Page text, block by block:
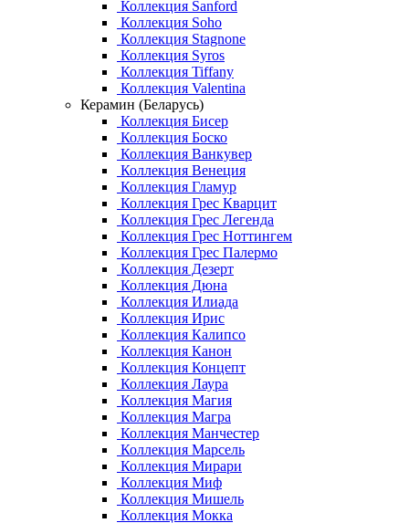
Коллекция Sanford
Коллекция Soho
Коллекция Stagnone
Коллекция Syros
Коллекция Tiffany
Коллекция Valentina
Керамин (Беларусь)
Коллекция Бисер
Коллекция Боско
Коллекция Ванкувер
Коллекция Венеция
Коллекция Гламур
Коллекция Грес Кварцит
Коллекция Грес Легенда
Коллекция Грес Ноттингем
Коллекция Грес Палермо
Коллекция Дезерт
Коллекция Дюна
Коллекция Илиада
Коллекция Ирис
Коллекция Калипсо
Коллекция Канон
Коллекция Концепт
Коллекция Лаура
Коллекция Магия
Коллекция Магра
Коллекция Манчестер
Коллекция Марсель
Коллекция Мирари
Коллекция Миф
Коллекция Мишель
Коллекция Мокка